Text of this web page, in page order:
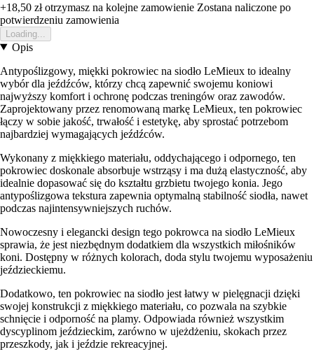
+18,50 złotrzymasz na kolejne zamowienie Zostana naliczone po
potwierdzeniu zamowienia
Loading...
Opis
Antypoślizgowy, miękki pokrowiec na siodło LeMieux to idealny
wybór dla jeźdźców, którzy chcą zapewnić swojemu koniowi
najwyższy komfort i ochronę podczas treningów oraz zawodów.
Zaprojektowany przez renomowaną markę LeMieux, ten pokrowiec
łączy w sobie jakość, trwałość i estetykę, aby sprostać potrzebom
najbardziej wymagających jeźdźców.
Wykonany z miękkiego materiału, oddychającego i odpornego, ten
pokrowiec doskonale absorbuje wstrząsy i ma dużą elastyczność, aby
idealnie dopasować się do kształtu grzbietu twojego konia. Jego
antypoślizgowa tekstura zapewnia optymalną stabilność siodła, nawet
podczas najintensywniejszych ruchów.
Nowoczesny i elegancki design tego pokrowca na siodło LeMieux
sprawia, że jest niezbędnym dodatkiem dla wszystkich miłośników
koni. Dostępny w różnych kolorach, doda stylu twojemu wyposażeniu
jeździeckiemu.
Dodatkowo, ten pokrowiec na siodło jest łatwy w pielęgnacji dzięki
swojej konstrukcji z miękkiego materiału, co pozwala na szybkie
schnięcie i odporność na plamy. Odpowiada również wszystkim
dyscyplinom jeździeckim, zarówno w ujeżdżeniu, skokach przez
przeszkody, jak i jeździe rekreacyjnej.